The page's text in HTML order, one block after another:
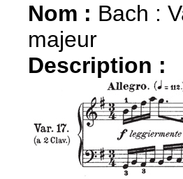
Nom : Bach :
majeur
Description :